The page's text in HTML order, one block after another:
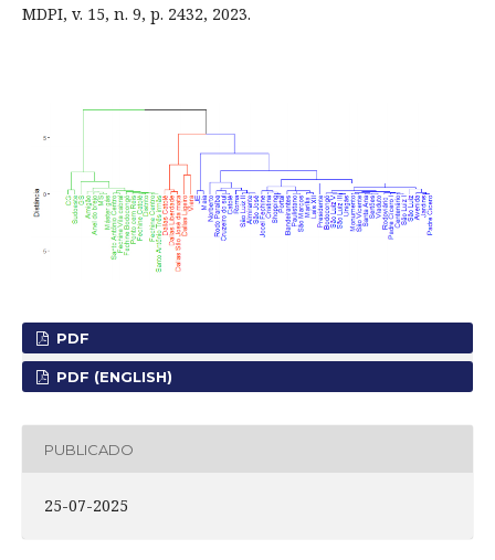
MDPI, v. 15, n. 9, p. 2432, 2023.
PDF
PDF (ENGLISH)
PUBLICADO
25-07-2025